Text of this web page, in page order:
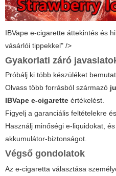
IBVape e-cigarette áttekintés és
vásárlói tippekkel" />
Gyakorlati záró
Próbálj ki több készüléket
Olvass több forrásból származó
IBVape e-cigarette értékelést.
Figyelj a garanciális feltételekre
Használj minőségi e-liquidokat,
akkumulátor-biztonságot.
Végső gondolatok
Az e-cigaretta választása